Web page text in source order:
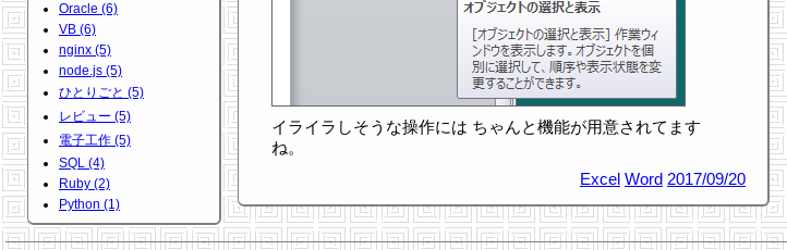
Oracle (6)
VB (6)
nginx (5)
node.js (5)
ひとりごと (5)
レビュー (5)
電子工作 (5)
SQL (4)
Ruby (2)
Python (1)
イライラしそうな操作には ちゃんと機能が用意されてます
ね。
Excel Word 2017/09/20